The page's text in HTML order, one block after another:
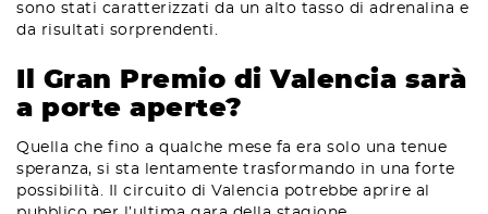
sono stati caratterizzati da un alto tasso di adrenalina e
da risultati sorprendenti.
Il Gran Premio di Valencia sarà
a porte aperte?
Quella che fino a qualche mese fa era solo una tenue
speranza, si sta lentamente trasformando in una forte
possibilità. Il circuito di Valencia potrebbe aprire al